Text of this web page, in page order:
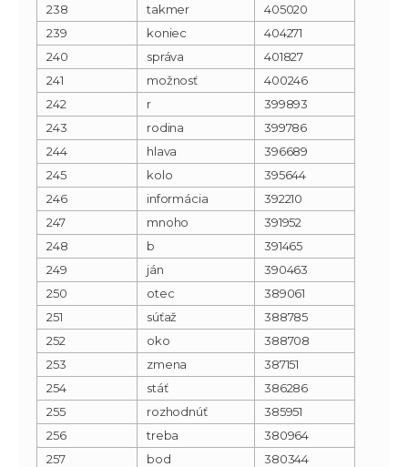
238
takmer
405020
239
koniec
404271
240
správa
401827
241
možnosť
400246
242
r
399893
243
rodina
399786
244
hlava
396689
245
kolo
395644
246
informácia
392210
247
mnoho
391952
248
b
391465
249
ján
390463
250
otec
389061
251
súťaž
388785
252
oko
388708
253
zmena
387151
254
stáť
386286
255
rozhodnúť
385951
256
treba
380964
257
bod
380344